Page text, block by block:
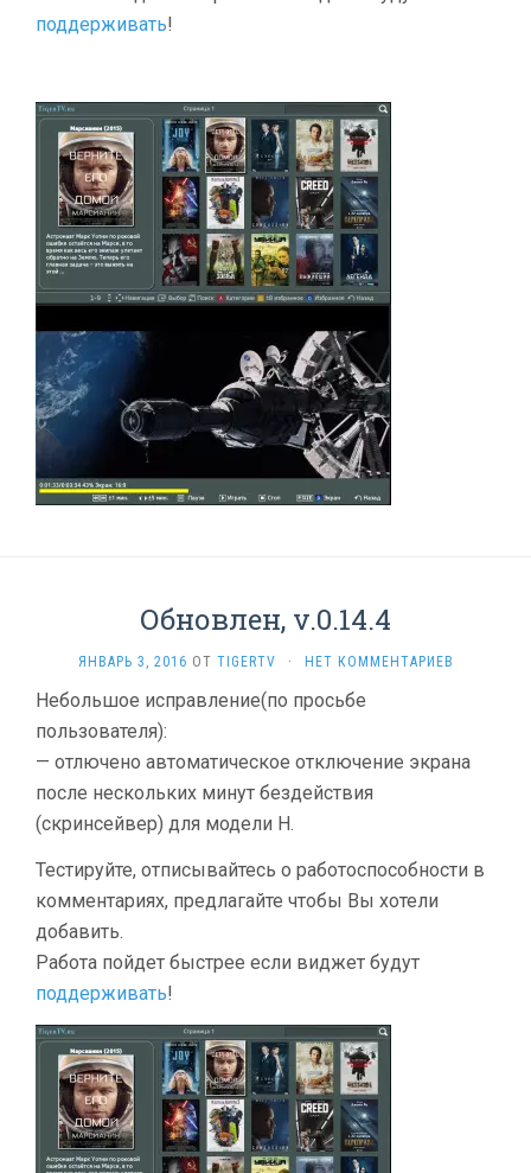
поддерживать!
Обновлен, v.0.14.4
ЯНВАРЬ 3, 2016 ОТ TIGERTV · НЕТ КОММЕНТАРИЕВ
Небольшое исправление(по просьбе
пользователя):
— отлючено автоматическое отключение экрана
после нескольких минут бездействия
(скринсейвер) для модели H.
Тестируйте, отписывайтесь о работоспособности в
комментариях, предлагайте чтобы Вы хотели
добавить.
Работа пойдет быстрее если виджет будут
поддерживать!